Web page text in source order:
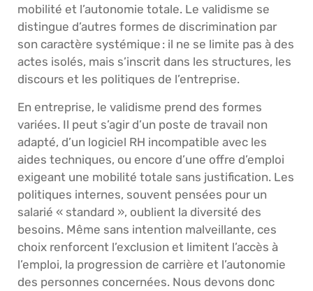
mobilité et l’autonomie totale. Le validisme se
distingue d’autres formes de discrimination par
son caractère systémique : il ne se limite pas à des
actes isolés, mais s’inscrit dans les structures, les
discours et les politiques de l’entreprise.
En entreprise, le validisme prend des formes
variées. Il peut s’agir d’un poste de travail non
adapté, d’un logiciel RH incompatible avec les
aides techniques, ou encore d’une offre d’emploi
exigeant une mobilité totale sans justification. Les
politiques internes, souvent pensées pour un
salarié « standard », oublient la diversité des
besoins. Même sans intention malveillante, ces
choix renforcent l’exclusion et limitent l’accès à
l’emploi, la progression de carrière et l’autonomie
des personnes concernées. Nous devons donc